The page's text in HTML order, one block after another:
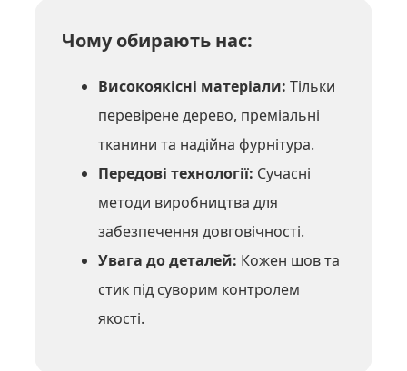
Чому обирають нас:
Високоякісні матеріали: Тільки
перевірене дерево, преміальні
тканини та надійна фурнітура.
Передові технології: Сучасні
методи виробництва для
забезпечення довговічності.
Увага до деталей: Кожен шов та
стик під суворим контролем
якості.